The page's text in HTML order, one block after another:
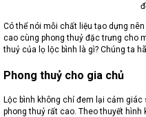
Có thể nói mỗi chất liệu tạo dựng nên
cao cùng phong thuỷ đặc trưng cho
thuỷ của lọ lộc bình là gì? Chúng ta
Phong thuỷ cho gia chủ
Lộc bình không chỉ đem lại cảm giác
phong thuỷ rất cao. Theo thuyết